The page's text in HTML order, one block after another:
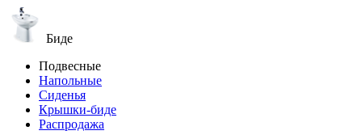
Биде
Подвесные
Напольные
Сиденья
Крышки-биде
Распродажа